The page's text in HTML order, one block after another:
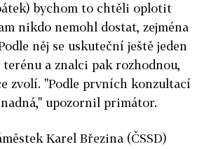
bychom to chtěli oplotit
nikdo nemohl dostat, zejména
něj se uskuteční ještě jeden
a znalci pak rozhodnou,
zvolí. "Podle prvních konzultací
upozornil primátor.
Karel Březina (ČSSD)